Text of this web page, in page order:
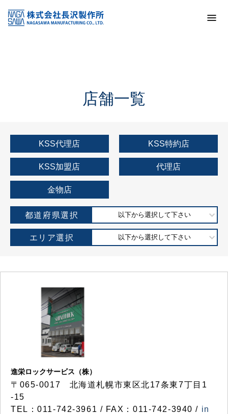
KSS加盟店・取扱店情報
店舗一覧
店舗一覧
KSS代理店 KSS特約店
KSS加盟店 代理店
金物店
都道府県選択 以下から選択して下さい
エリア選択 以下から選択して下さい
進栄ロックサービス（株）
〒065-0017 北海道札幌市東区北17条東7丁目1
-15
TEL：011-742-3961 / FAX：011-742-3940 / in